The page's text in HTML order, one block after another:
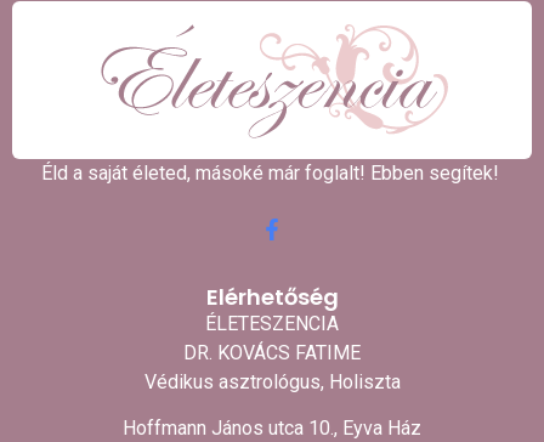
Éld a saját életed, másoké már foglalt! Ebben segítek! ​
Elérhetőség
ÉLETESZENCIA
DR. KOVÁCS FATIME
Védikus asztrológus, Holiszta
Hoffmann János utca 10., Eyva Ház